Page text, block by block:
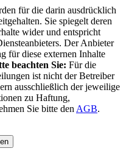
für die darin ausdrücklich
Sie spiegelt deren
wider und entspricht
Der Anbieter
für diese externen Inhalte
beachten Sie: Für die
ist nicht der Betreiber
ausschließlich der jeweilige
zu Haftung,
Sie bitte den AGB.